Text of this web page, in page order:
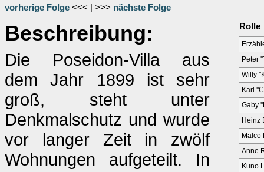
vorherige Folge <<< | >>> nächste Folge
Beschreibung:
Die Poseidon-Villa aus
dem Jahr 1899 ist sehr
groß, steht unter
Denkmalschutz und wurde
vor langer Zeit in zwölf
Wohnungen aufgeteilt. In
Rolle
Peter
Willy
Karl
Gaby
Heinz
Malco
Anne
Kuno